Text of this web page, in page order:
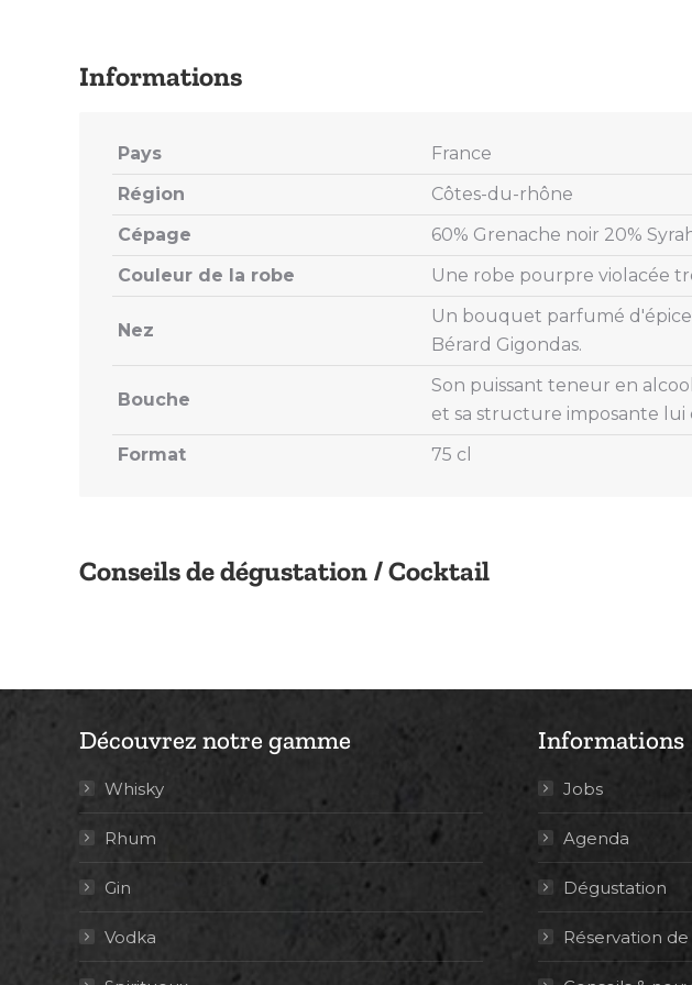
Conseils de dégustation / Cocktail
Pays
France
Région
Côtes-du-rhône
Cépage
60% Grenache noir 20%
Couleur de la robe
Une robe pourpre violacée
Nez
Un bouquet parfumé
Bérard Gigondas.
Bouche
Son puissant teneur en
et sa structure imposante
Format
75 cl
Découvrez notre gamme
Whisky
Rhum
Gin
Vodka
Informations
Jobs
Agenda
Dégustation
Réservation de